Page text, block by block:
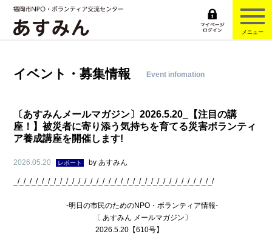
メニュー
イベント・募集情報 Event infomation
〔あすみんメールマガジン〕2026.5.20_【注目の講
座！】被災者に寄り添う気持ちを育てる災害ボランティ
ア養成講座を開催します!
2026.05.20 レポート byあすみん
_/_/_/_/_/_/_/_/_/_/_/_/_/_/_/_/_/_/_/_/_/_/_/_/_/_/_/_/_/_/_/_/_/
-明日の市民のためのNPO・ボランティア情報-
〔 あすみん メールマガジン〕
2026.5.20【610号】